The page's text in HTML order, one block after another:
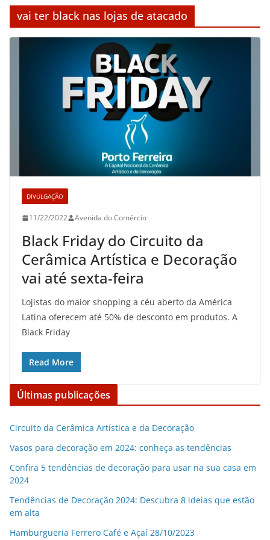
vai ter black nas lojas de atacado
DIVULGAÇÃO
11/22/2022 Avenida do Comércio
Black Friday do Circuito da
Cerâmica Artística e Decoração
vai até sexta-feira
Lojistas do maior shopping a céu aberto da América
Latina oferecem até 50% de desconto em produtos. A
Black Friday
Read More
Últimas publicações
Circuito da Cerâmica Artística e da Decoração
Vasos para decoração em 2024: conheça as tendências
Confira 5 tendências de decoração para usar na sua casa em
2024
Tendências de Decoração 2024: Descubra 8 ideias que estão
em alta
Hamburgueria Ferrero Café e Açaí 28/10/2023